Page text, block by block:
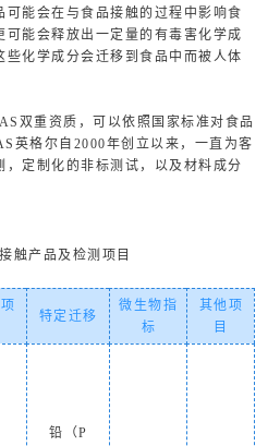
能会在与食品接触的过程中影响食
可能会释放出一定量的有毒害化学成
化学成分会迁移到食品中而被人体
双重资质，可以依照国家标准对食品
英格尔自2000年创立以来，一直为客
，定制化的非标测试，以及材料成分
触产品及检测项目
特定迁移
微生物指
标
其他项
目
铅（P